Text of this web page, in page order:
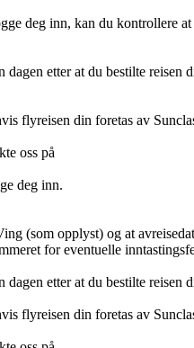
deg inn, kan du kontrollere
etter at du bestilte reisen
flyreisen din foretas av
oss på
deg inn.
(som opplyst) og at
for eventuelle
etter at du bestilte
flyreisen din foretas av